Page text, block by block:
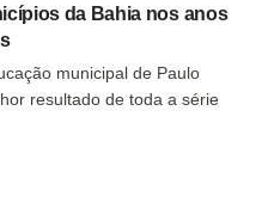
da Bahia nos anos
municipal de Paulo
resultado de toda a série